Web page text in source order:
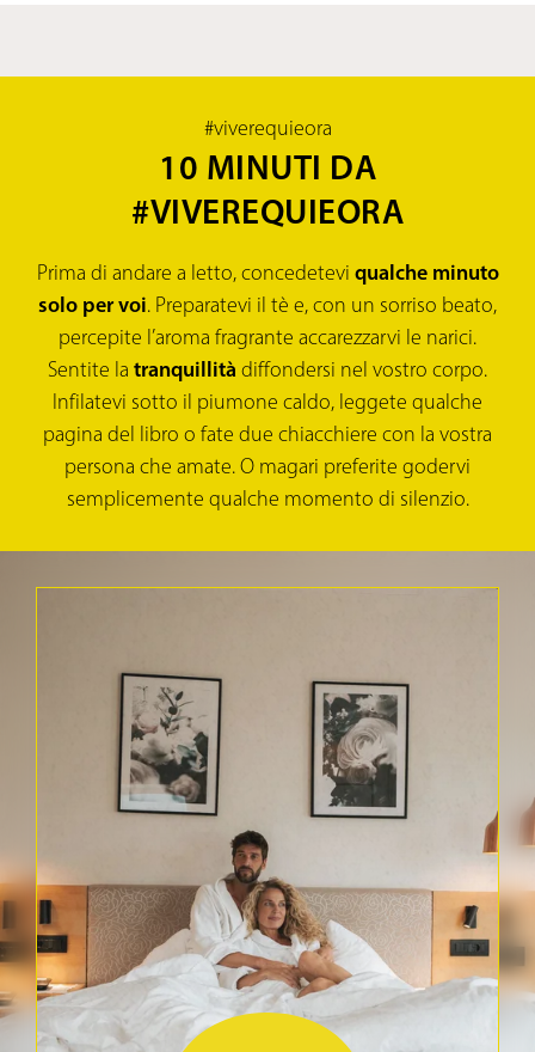
#viverequieora
10 MINUTI DA
#VIVEREQUIEORA
Prima di andare a letto, concedetevi qualche minuto
solo per voi. Preparatevi il tè e, con un sorriso beato,
percepite l’aroma fragrante accarezzarvi le narici.
Sentite la tranquillità diffondersi nel vostro corpo.
Infilatevi sotto il piumone caldo, leggete qualche
pagina del libro o fate due chiacchiere con la vostra
persona che amate. O magari preferite godervi
semplicemente qualche momento di silenzio.